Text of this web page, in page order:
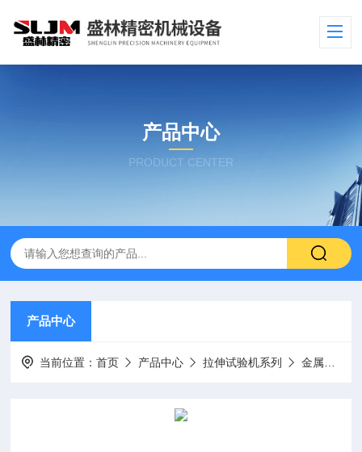
产品中心
PRODUCT CENTER
产品中心
当前位置：首页 产品中心 拉伸试验机系列 金属拉伸试验机